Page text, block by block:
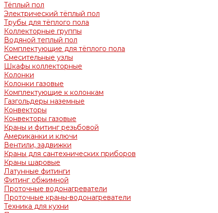
Тёплый пол
Электрический тёплый пол
Трубы для тёплого пола
Коллекторные группы
Водяной теплый пол
Комплектующие для тёплого пола
Смесительные узлы
Шкафы коллекторные
Колонки
Колонки газовые
Комплектующие к колонкам
Газгольдеры наземные
Конвекторы
Конвекторы газовые
Краны и фитинг резьбовой
Американки и ключи
Вентили, задвижки
Краны для сантехнических приборов
Краны шаровые
Латунные фитинги
Фитинг обжимной
Проточные водонагреватели
Проточные краны-водонагреватели
Техника для кухни